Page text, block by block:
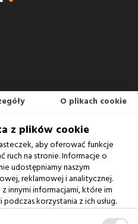
O plikach cookie
z plików cookie
aby oferować funkcje
ruch na stronie. Informacje o
udostępniamy naszym
reklamowej i analitycznej.
innymi informacjami, które im
korzystania z ich usług.